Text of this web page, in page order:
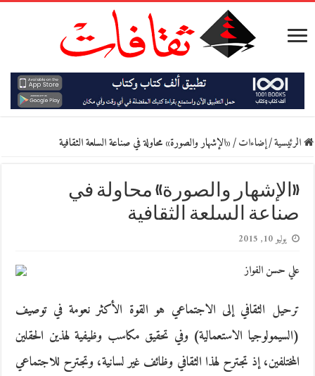
الرئيسية/إضاءات/«الإشهار والصورة» محاولة في صناعة السلعة الثقافية
«الإشهار والصورة» محاولة في
صناعة السلعة الثقافية
يوليو 10, 2015
علي حسن الفواز
ترحيل الثقافي إلى الاجتماعي هو القوة الأكثر نعومة في توصيف
(السيمولوجيا الاستعمالية) وفي تحقيق مكاسب وظيفية لهذين الحقلين
المختلفين، إذ تجترح لهذا الثقافي وظائف غير لسانية، وتجترح للاجتماعي